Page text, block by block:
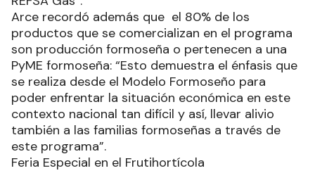
Arce recordó además que el 80% de los
productos que se comercializan en el programa
son producción formoseña o pertenecen a una
PyME formoseña: “Esto demuestra el énfasis que
se realiza desde el Modelo Formoseño para
poder enfrentar la situación económica en este
contexto nacional tan difícil y así, llevar alivio
también a las familias formoseñas a través de
este programa”.
Feria Especial en el Frutihortícola